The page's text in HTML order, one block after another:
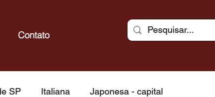
Contato
SP Italiana Japonesa - capital